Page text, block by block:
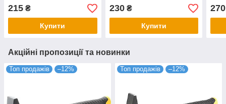
215 ₴
Купити
230₴
Купити
270
Акційні пропозиції та новинки
Топ продажів –12% Топ продажів –12%